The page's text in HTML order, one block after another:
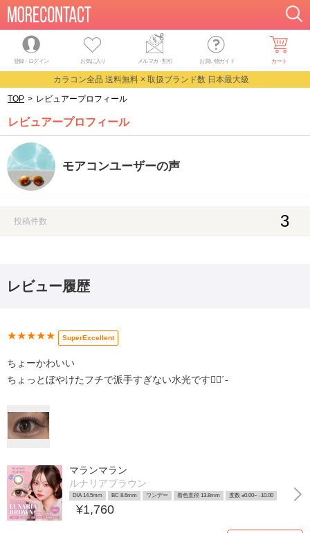
登録・ログイン お気に入り メルマガ・割引 お買い物ガイド カート
カラコン全品 送料無料 × 取扱ブランド数 日本最大級
TOP > レビュアープロフィール
レビュアープロフィール
モアコンユーザーの声
投稿件数 3
レビュー履歴
★★★★★ SuperExcellent
ちょーかわいい
ちょっとぼやけたフチで派手すぎない水光です👍🏻´-
マランマラン
ルナリアブラウン
DIA 14.5mm BC 8.6mm ワンデー 着色直径 13.8mm 度数 ±0.00~ -10.00
¥1,760